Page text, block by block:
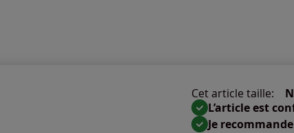
Cet article taille:
L’article est
Je